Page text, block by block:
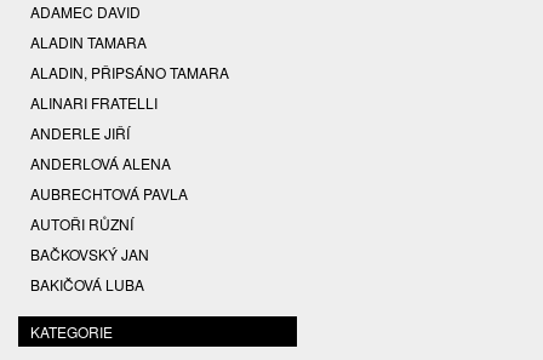
ADAMEC DAVID
ALADIN TAMARA
ALADIN, PŘIPSÁNO TAMARA
ALINARI FRATELLI
ANDERLE JIŘÍ
ANDERLOVÁ ALENA
AUBRECHTOVÁ PAVLA
AUTOŘI RŮZNÍ
BAČKOVSKÝ JAN
BAKIČOVÁ LUBA
BALCAR JIŘÍ
BALCAR KAREL
KATEGORIE